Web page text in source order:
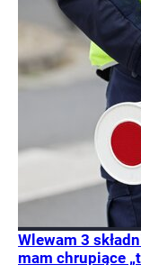
Wlewam 3
mam chrupiące